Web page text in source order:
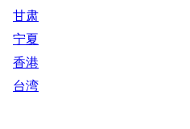
甘肃
宁夏
香港
台湾